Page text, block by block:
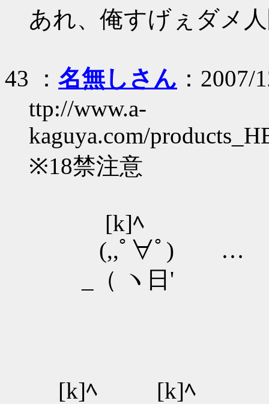
あれ、俺すげぇダメ
43 ： 名無しさん ：
ttp://www.a-
kaguya.com/
※18禁注意
[k]ﾍ
(,,ﾟ∀ﾟ) …
_（ ヽ日'
[k]ﾍ [k]ﾍ